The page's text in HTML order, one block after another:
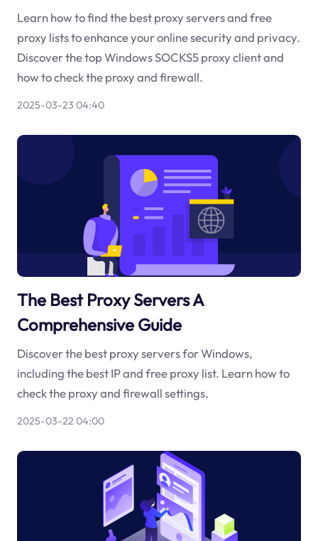
Learn how to find the best proxy servers and free
proxy lists to enhance your online security and privacy.
Discover the top Windows SOCKS5 proxy client and
how to check the proxy and firewall.
2025-03-23 04:40
The Best Proxy Servers A
Comprehensive Guide
Discover the best proxy servers for Windows,
including the best IP and free proxy list. Learn how to
check the proxy and firewall settings.
2025-03-22 04:00